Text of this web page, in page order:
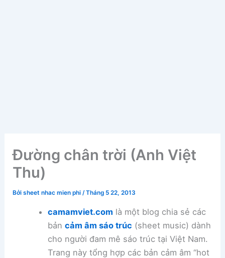
Đường chân trời (Anh Việt
Thu)
Bởisheet nhac mien phi/Tháng 5 22, 2013
camamviet.com là một blog chia sẻ các
bản cảm âm sáo trúc (sheet music) dành
cho người đam mê sáo trúc tại Việt Nam.
Trang này tổng hợp các bản cảm âm “hot